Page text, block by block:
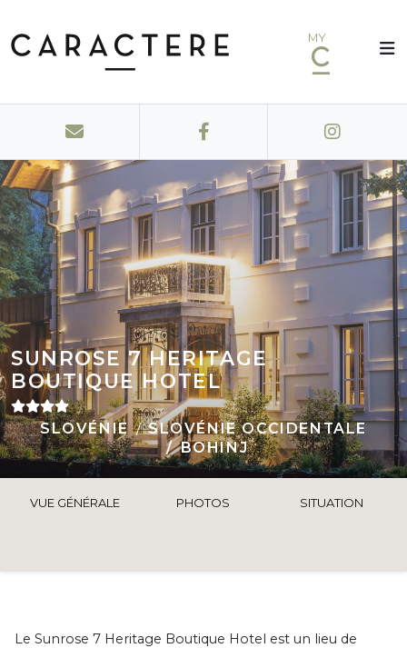
MY
SUNROSE 7 HERITAGE
BOUTIQUE HOTEL
SLOVÉNIE
SLOVÉNIE OCCIDENTALE
BOHINJ
VUE GÉNÉRALE PHOTOS SITUATION
Le Sunrose 7 Heritage Boutique Hotel est un lieu de